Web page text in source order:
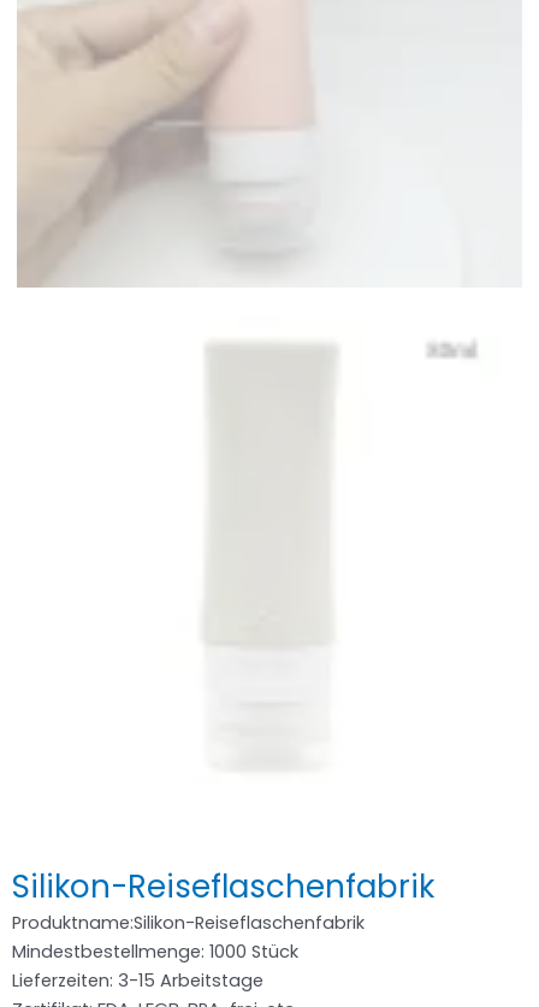
Silikon-Reiseflaschenfabrik
Produktname:Silikon-Reiseflaschenfabrik
Mindestbestellmenge: 1000 Stück
Lieferzeiten: 3-15 Arbeitstage